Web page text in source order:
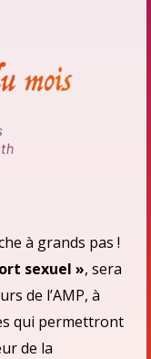
à grands pas !
sexuel », sera
de l’AMP, à
qui permettront
de la